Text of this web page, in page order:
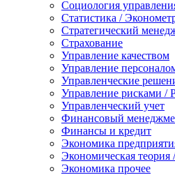
Социология
Статистика /
Стратегический
Страхование
Управление качеством
Управление
Управленческие
Управление рисками /
Управленческий учет
Финансовый
Финансы и кредит
Экономика
Экономическая теория
Экономика прочее